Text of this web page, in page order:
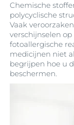
Chemische
polycyclische
Vaak
verschijnselen
fotoallergische
medicijnen niet
begrijpen hoe u
beschermen.